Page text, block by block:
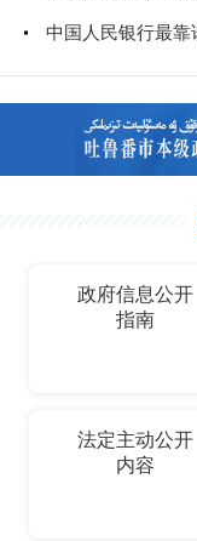
政府信息公开
指南
法定主动公开
内容